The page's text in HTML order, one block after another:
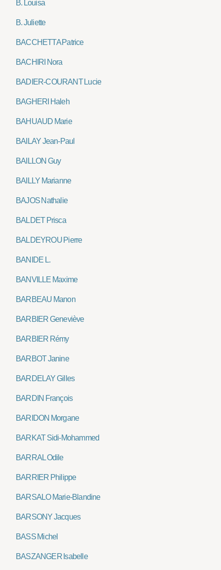
B. Louisa
B. Juliette
BACCHETTA Patrice
BACHIRI Nora
BADIER-COURANT Lucie
BAGHERI Haleh
BAHUAUD Marie
BAILAY Jean-Paul
BAILLON Guy
BAILLY Marianne
BAJOS Nathalie
BALDET Prisca
BALDEYROU Pierre
BANIDE L.
BANVILLE Maxime
BARBEAU Manon
BARBIER Geneviève
BARBIER Rémy
BARBOT Janine
BARDELAY Gilles
BARDIN François
BARIDON Morgane
BARKAT Sidi-Mohammed
BARRAL Odile
BARRIER Philippe
BARSALO Marie-Blandine
BARSONY Jacques
BASS Michel
BASZANGER Isabelle